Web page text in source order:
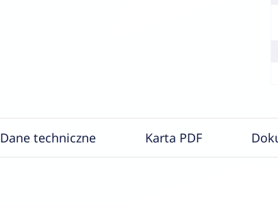
Dane techniczne Karta PDF